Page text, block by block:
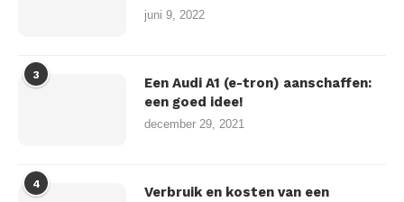
juni 9, 2022
3
Een Audi A1 (e-tron) aanschaffen:
een goed idee!
december 29, 2021
4
Verbruik en kosten van een